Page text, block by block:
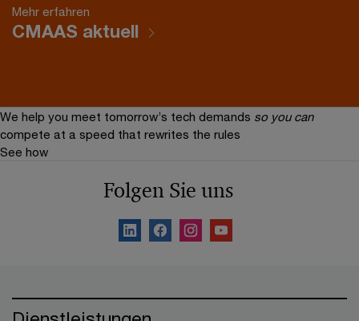
Mehr erfahren
CMAAS aktuell
We help you meet tomorrow’s tech demands so you can
compete at a speed that rewrites the rules
See how
Folgen Sie uns